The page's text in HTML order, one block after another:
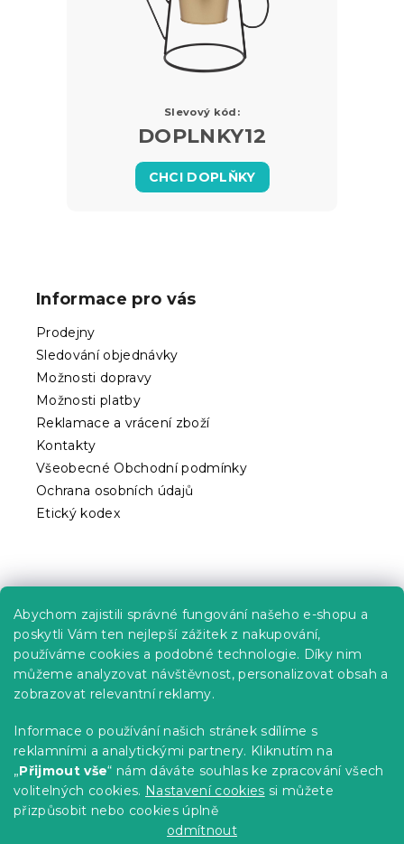
Abychom zajistili správné fungování našeho e-shopu a
poskytli Vám ten nejlepší zážitek z nakupování,
používáme cookies a podobné technologie. Díky nim
můžeme analyzovat návštěvnost, personalizovat obsah a
zobrazovat relevantní reklamy.
Informace o používání našich stránek sdílíme s
reklamními a analytickými partnery. Kliknutím na
„Přijmout vše“ nám dáváte souhlas ke zpracování všech
volitelných cookies. Nastavení cookies si můžete
přizpůsobit nebo cookies úplně
odmítnout
Slevový kód:
DOPLNKY12
CHCI DOPLŇKY
Informace pro vás
Prodejny
Sledování objednávky
Možnosti dopravy
Možnosti platby
Reklamace a vrácení zboží
Kontakty
Všeobecné Obchodní podmínky
Ochrana osobních údajů
Etický kodex
Kariéra
Poptávky a B2B spolupráce
Proč se u nás registrovat?
Věrnostní program - Sleva až 10 %
Návody
Tabulky velikostí
Blog